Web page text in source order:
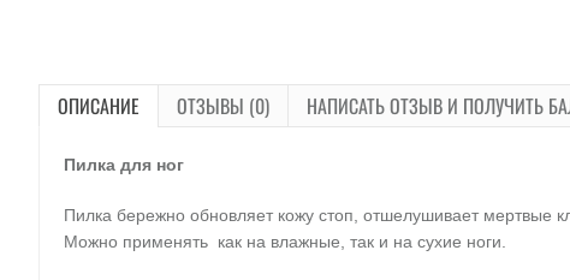
ОПИСАНИЕ ОТЗЫВЫ (0) НАПИСАТЬ ОТЗЫВ И ПОЛУЧИТЬ
Пилка для ног
Пилка бережно обновляет кожу стоп, отшелушивает мертвые
Можно применять как на влажные, так и на сухие ноги.